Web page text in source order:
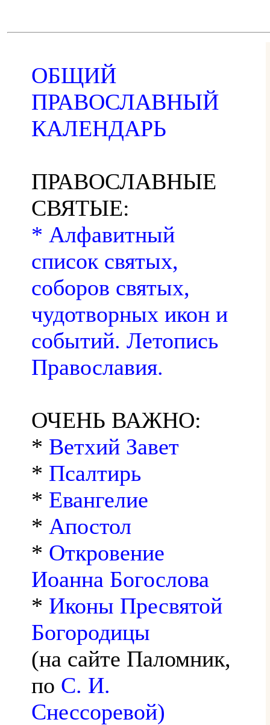
ОБЩИЙ
ПРАВОСЛАВНЫЙ
КАЛЕНДАРЬ
ПРАВОСЛАВНЫЕ
СВЯТЫЕ:
* Алфавитный
список святых,
соборов святых,
чудотворных икон и
событий. Летопись
Православия.
ОЧЕНЬ ВАЖНО:
* Ветхий Завет
* Псалтирь
* Евангелие
* Апостол
* Откровение
Иоанна Богослова
* Иконы Пресвятой
Богородицы
(на сайте Паломник,
по С. И.
Снессоревой)